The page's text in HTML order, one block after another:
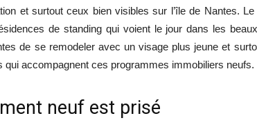
et surtout ceux bien visibles sur l’île de Nantes.
de standing qui voient le jour dans les
de se remodeler avec un visage plus jeune et
qui accompagnent ces programmes immobiliers neufs.
neuf est prisé